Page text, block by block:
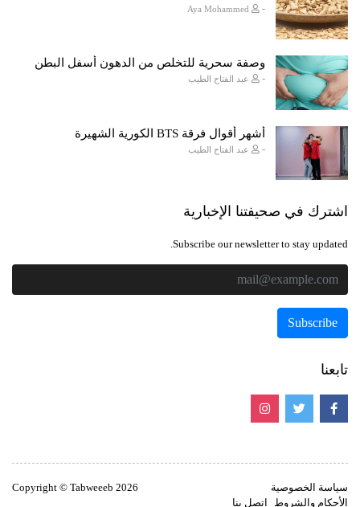
-
وصفة سحرية للتخلص من الدهون أسفل البطن
- عبد الفتاح الطيب
أشهر أقوال فرقة BTS الكورية الشهيرة
- عبد الفتاح الطيب
اشترك في صحيفتنا الإخبارية
Subscribe our newsletter to stay updated.
تابعنا
سياسة الخصوصية
الأحكام والشروط
اتصل بنا
Copyright © Tabweeeb 2026